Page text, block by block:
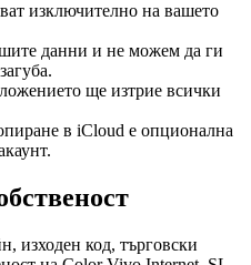
изключително на вашето
данни и не можем да ги
ще изтрие всички
в iCloud е опционална
изходен код, търговски